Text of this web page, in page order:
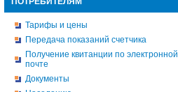
Тарифы и цены
Передача показаний счетчика
Получение квитанции по электронной
почте
Документы